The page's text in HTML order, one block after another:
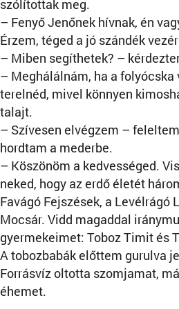
szólítottak meg.
– Fenyő Jenőnek hívnak, én
Érzem, téged a jó szándék
– Miben segíthetek? –
– Meghálálnám, ha a
terelnéd, mivel könnyen
talajt.
– Szívesen elvégzem –
hordtam a mederbe.
– Köszönöm a kedvességed.
neked, hogy az erdő életét
Favágó Fejszések, a Levélrágó
Mocsár. Vidd magaddal
gyermekeimet: Toboz Timit és
A tobozbabák előttem gurulva
Forrásvíz oltotta szomjamat,
éhemet.